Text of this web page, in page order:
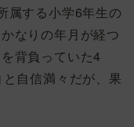
属する小学6年生の
なりの年月が経つ
背負っていた4
と自信満々だが、果